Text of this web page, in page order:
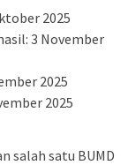
2025
3 November
2025
2025
salah satu BUMD